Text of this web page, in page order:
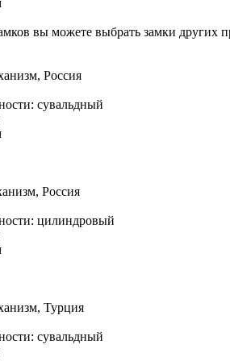
вы можете выбрать замки других
Россия
сувальдный
Россия
цилиндровый
Турция
сувальдный